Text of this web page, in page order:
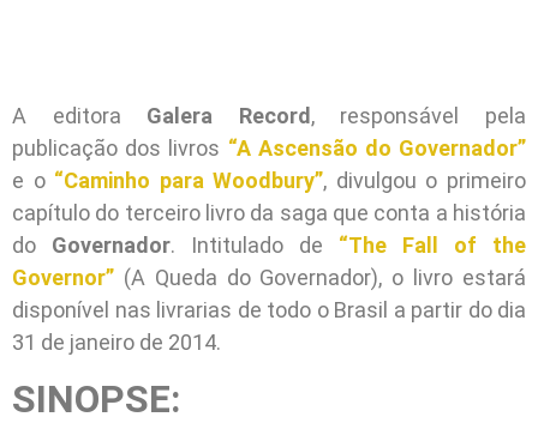
A editora Galera Record, responsável pela
publicação dos livros “A Ascensão do Governador”
e o “Caminho para Woodbury”, divulgou o primeiro
capítulo do terceiro livro da saga que conta a história
do Governador. Intitulado de “The Fall of the
Governor” (A Queda do Governador), o livro estará
disponível nas livrarias de todo o Brasil a partir do dia
31 de janeiro de 2014.
SINOPSE: